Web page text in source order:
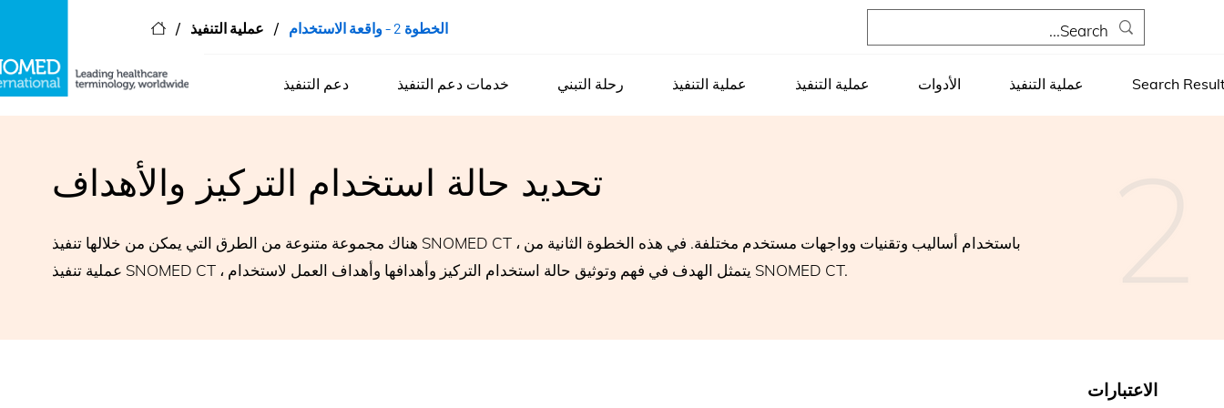
دعم التنفيذ خدمات دعم التنفيذ رحلة التبني عملية التنفيذ عملية التنفيذ الأدوات عملية التنفيذ Search
/ عملية التنفيذ / الخطوة 2 - واقعة الاستخدام
تحديد حالة استخدام التركيز والأهداف
هناك مجموعة متنوعة من الطرق التي يمكن من خلالها تنفيذ SNOMED CT ، باستخدام أساليب وتقنيات وواجهات مستخدم مختلفة. في هذه الخطوة الثانية من
عملية تنفيذ SNOMED CT ، يتمثل الهدف في فهم وتوثيق حالة استخدام التركيز وأهدافها وأهداف العمل لاستخدام SNOMED CT.
الاعتبارات